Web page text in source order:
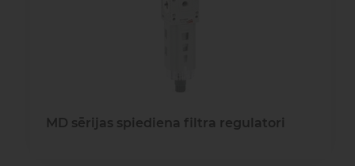
MD sērijas spiediena filtra regulatori